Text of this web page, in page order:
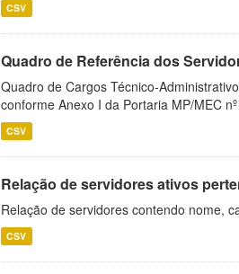
CSV
Quadro de Referência dos
Quadro de Cargos Técnico-
conforme Anexo I da Portaria MP/MEC
CSV
Relação de servidores ativos
Relação de servidores contendo nome,
CSV